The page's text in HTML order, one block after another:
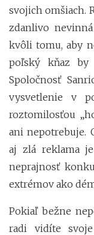
svojich omšiach.
zdanlivo
kvôli tomu, aby
poľský kňaz by
Spoločnosť
vysvetlenie v
roztomilosťou
ani nepotrebuje.
aj zlá reklama
neprajnosť
extrémov ako
Pokiaľ bežne
radi vidíte